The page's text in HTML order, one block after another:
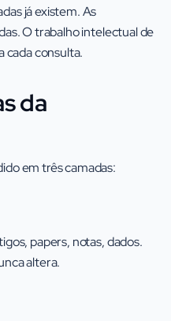
já existem. As
O trabalho intelectual de
cada consulta.
da
em três camadas:
papers, notas, dados.
altera.